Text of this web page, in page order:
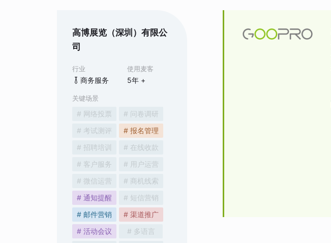
高博展览（深圳）有限公
司
行业
商务服务
使用麦客
5年 +
关键场景
# 网络投票
# 问卷调研
# 考试测评
# 报名管理
# 招聘培训
# 在线收款
# 客户服务
# 用户运营
# 微信运营
# 商机线索
# 通知提醒
# 短信营销
# 邮件营销
# 渠道推广
# 活动会议
# 多语言